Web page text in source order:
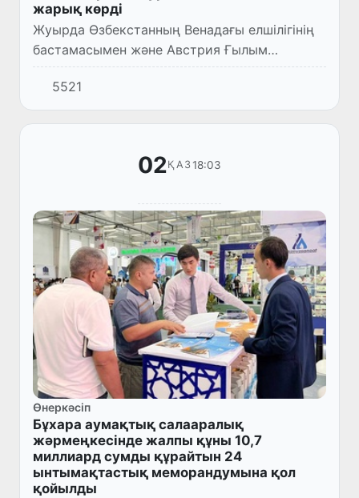
жарық көрді
Жуырда Өзбекстанның Венадағы елшілігінің
бастамасымен және Австрия Ғылым
академиясының Орталық Еуразиядағы
исламды зерттеу комитетімен
ынтымақтастықта “Мулла Исхоқ: XIX ғасырда
Вен...
5521
02ҚАЗ18:03
Өнеркәсіп
Бұхара аумақтық салааралық
жәрмеңкесінде жалпы құны 10,7
миллиард сумды құрайтын 24
ынтымақтастық меморандумына қол
қойылды